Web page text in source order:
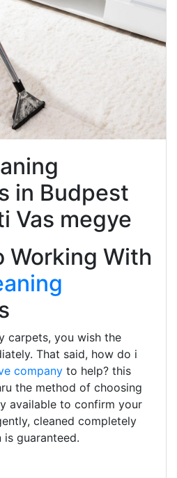
in Budpest
Vas megye
Working With
carpets, you wish the
That said, how do i
company to help? this
the method of choosing
available to confirm your
cleaned completely
guaranteed.